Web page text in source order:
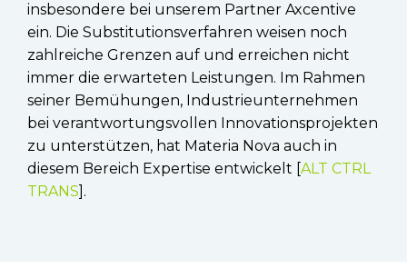
insbesondere bei unserem Partner Axcentive
ein. Die Substitutionsverfahren weisen noch
zahlreiche Grenzen auf und erreichen nicht
immer die erwarteten Leistungen. Im Rahmen
seiner Bemühungen, Industrieunternehmen
bei verantwortungsvollen Innovationsprojekten
zu unterstützen, hat Materia Nova auch in
diesem Bereich Expertise entwickelt [ ALT CTRL
TRANS ].